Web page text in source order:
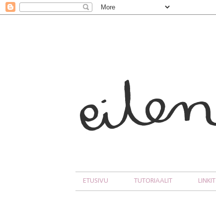
ETUSIVU TUTORIAALIT LINKIT